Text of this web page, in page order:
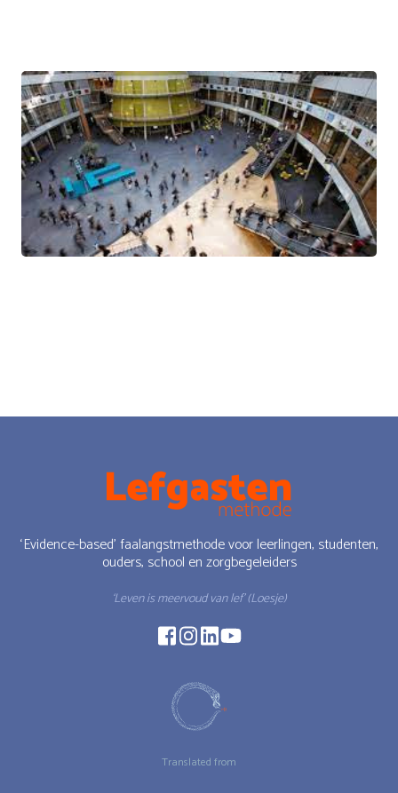
‘Evidence-based’ faalangstmethode voor leerlingen, studenten,
ouders, school en zorgbegeleiders
‘Leven is meervoud van lef’ (Loesje)
Translated from